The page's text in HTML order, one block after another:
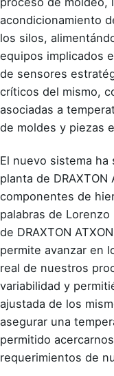
acondicionamiento
los silos,
equipos implicados
de sensores
críticos del mismo,
asociadas a
de moldes y piezas
El nuevo sistema
planta de
componentes de
palabras de
de DRAXTON
permite avanzar en
real de nuestros
variabilidad y
ajustada de los
asegurar una
permitido
requerimientos de